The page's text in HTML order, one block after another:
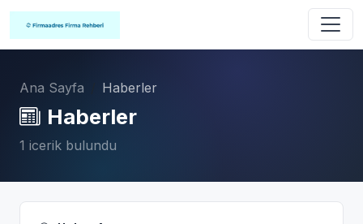
Ana Sayfa Haberler
Haberler
1 icerik bulundu